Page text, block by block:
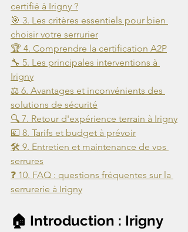
certifié à Irigny ?
🎯 3. Les critères essentiels pour bien
choisir votre serrurier
🏆 4. Comprendre la certification A2P
🔧 5. Les principales interventions à
Irigny
⚖️ 6. Avantages et inconvénients des
solutions de sécurité
🔍 7. Retour d'expérience terrain à Irigny
💶 8. Tarifs et budget à prévoir
🛠️ 9. Entretien et maintenance de vos
serrures
❓ 10. FAQ : questions fréquentes sur la
serrurerie à Irigny
🏠 Introduction : Irigny